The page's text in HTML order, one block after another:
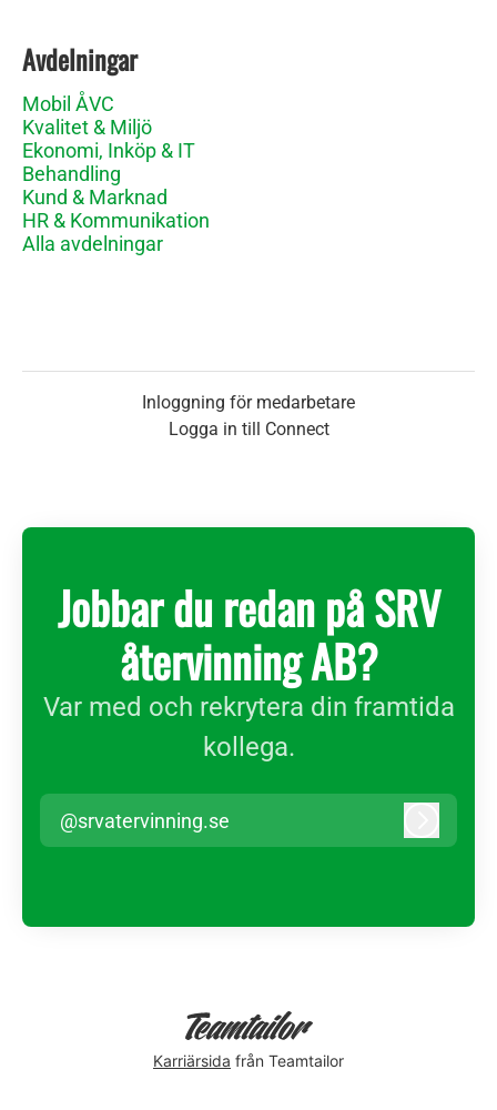
Avdelningar
Mobil ÅVC
Kvalitet & Miljö
Ekonomi, Inköp & IT
Behandling
Kund & Marknad
HR & Kommunikation
Alla avdelningar
Inloggning för medarbetare
Logga in till Connect
Jobbar du redan på SRV
återvinning AB?
Var med och rekrytera din framtida
kollega.
@srvatervinning.se
Karriärsida från Teamtailor